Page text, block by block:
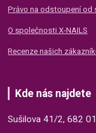
Právo na odstoupení od
O společnosti X-NAILS
Recenze našich
Kde nás najdete
Sušilova 41/2, 682